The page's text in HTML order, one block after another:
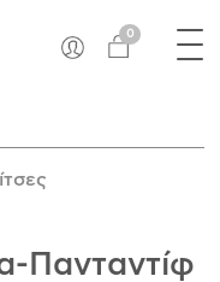
0 ×
Πανταντίφ